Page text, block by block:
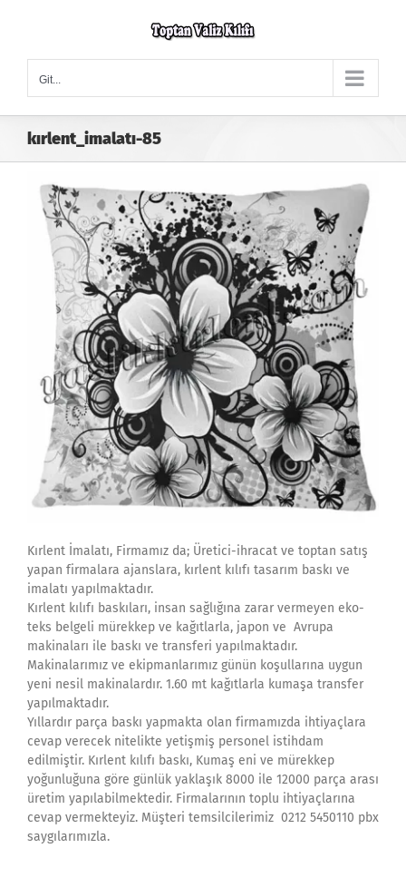
Git...
kırlent_imalatı-85
Kırlent İmalatı, Firmamız da; Üretici-ihracat ve toptan satış
yapan firmalara ajanslara, kırlent kılıfı tasarım baskı ve
imalatı yapılmaktadır.
Kırlent kılıfı baskıları, insan sağlığına zarar vermeyen eko-
teks belgeli mürekkep ve kağıtlarla, japon ve Avrupa
makinaları ile baskı ve transferi yapılmaktadır.
Makinalarımız ve ekipmanlarımız günün koşullarına uygun
yeni nesil makinalardır. 1.60 mt kağıtlarla kumaşa transfer
yapılmaktadır.
Yıllardır parça baskı yapmakta olan firmamızda ihtiyaçlara
cevap verecek nitelikte yetişmiş personel istihdam
edilmiştir. Kırlent kılıfı baskı, Kumaş eni ve mürekkep
yoğunluğuna göre günlük yaklaşık 8000 ile 12000 parça arası
üretim yapılabilmektedir. Firmalarının toplu ihtiyaçlarına
cevap vermekteyiz. Müşteri temsilcilerimiz 0212 5450110 pbx
saygılarımızla.